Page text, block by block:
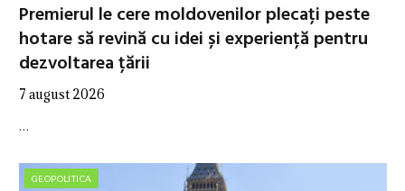
Premierul le cere moldovenilor plecați peste
hotare să revină cu idei și experiență pentru
dezvoltarea țării
7 august 2026
…
GEOPOLITICA